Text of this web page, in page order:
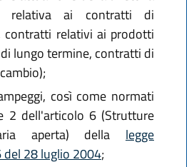
relativa ai contratti di
contratti relativi ai prodotti
lungo termine, contratti di
così come normati
2 dell'articolo 6 (Strutture
aperta) della legge
del 28 luglio 2004;